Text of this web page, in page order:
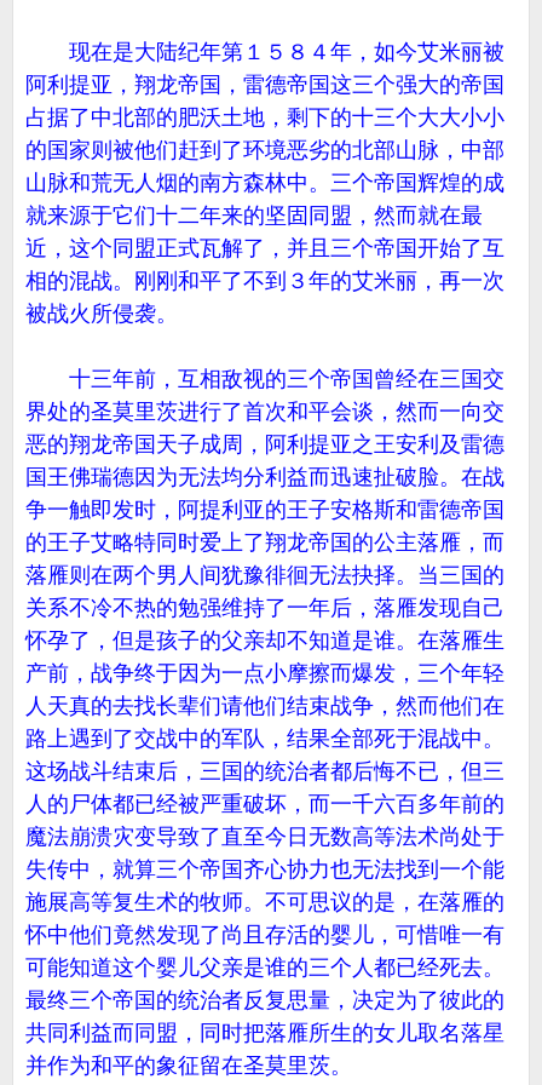
现在是大陆纪年第１５８４年，如今艾米丽被
阿利提亚，翔龙帝国，雷德帝国这三个强大的帝国
占据了中北部的肥沃土地，剩下的十三个大大小小
的国家则被他们赶到了环境恶劣的北部山脉，中部
山脉和荒无人烟的南方森林中。三个帝国辉煌的成
就来源于它们十二年来的坚固同盟，然而就在最
近，这个同盟正式瓦解了，并且三个帝国开始了互
相的混战。刚刚和平了不到３年的艾米丽，再一次
被战火所侵袭。
十三年前，互相敌视的三个帝国曾经在三国交
界处的圣莫里茨进行了首次和平会谈，然而一向交
恶的翔龙帝国天子成周，阿利提亚之王安利及雷德
国王佛瑞德因为无法均分利益而迅速扯破脸。在战
争一触即发时，阿提利亚的王子安格斯和雷德帝国
的王子艾略特同时爱上了翔龙帝国的公主落雁，而
落雁则在两个男人间犹豫徘徊无法抉择。当三国的
关系不冷不热的勉强维持了一年后，落雁发现自己
怀孕了，但是孩子的父亲却不知道是谁。在落雁生
产前，战争终于因为一点小摩擦而爆发，三个年轻
人天真的去找长辈们请他们结束战争，然而他们在
路上遇到了交战中的军队，结果全部死于混战中。
这场战斗结束后，三国的统治者都后悔不已，但三
人的尸体都已经被严重破坏，而一千六百多年前的
魔法崩溃灾变导致了直至今日无数高等法术尚处于
失传中，就算三个帝国齐心协力也无法找到一个能
施展高等复生术的牧师。不可思议的是，在落雁的
怀中他们竟然发现了尚且存活的婴儿，可惜唯一有
可能知道这个婴儿父亲是谁的三个人都已经死去。
最终三个帝国的统治者反复思量，决定为了彼此的
共同利益而同盟，同时把落雁所生的女儿取名落星
并作为和平的象征留在圣莫里茨。